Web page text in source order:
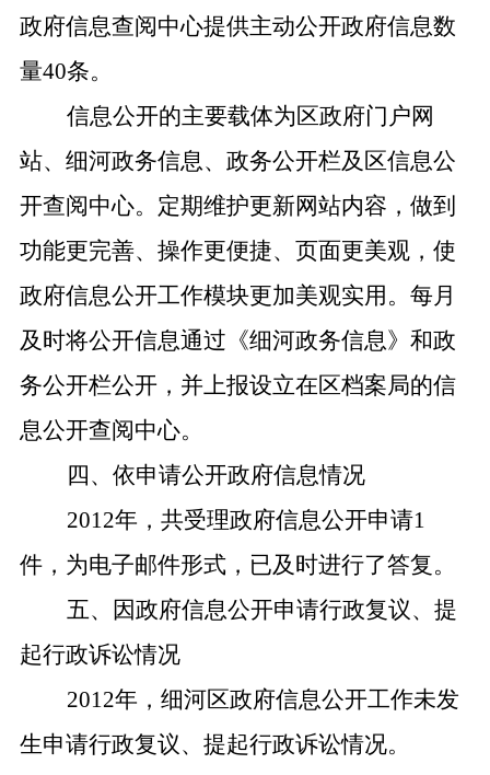
政府信息查阅中心提供主动公开政府信息数
量40条。
信息公开的主要载体为区政府门户网
站、细河政务信息、 政务公开栏及区信息公
开查阅中心。定期维护更新网站内容，做到
功能更完善、操作更便捷、页面更美观，使
政府信息公开工作模块更加美观实用。每月
及时将公开信息通过《细河政务信息》和政
务公开栏公开，并上报设立在区档案局的信
息公开查阅中心。
四、依申请公开政府信息情况
2012年，共受理政府信息公开申请1
件，为电子邮件形式，已及时进行了答复。
五、
因政府信息公开申请行政复议、提
起行政诉讼情况
2012年，细河区政府信息公开工作未发
生申请行政复议、提起行政诉讼情况。